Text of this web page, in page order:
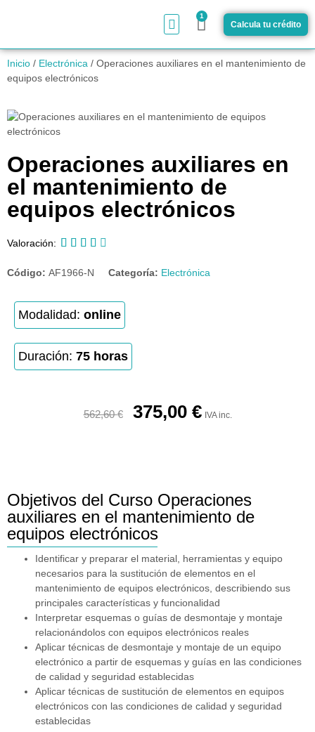
1
Calcula tu crédito
Inicio / Electrónica / Operaciones auxiliares en el mantenimiento de
equipos electrónicos
Operaciones auxiliares en
el mantenimiento de
equipos electrónicos
Valoración:     
Código: AF1966-N Categoría: Electrónica
Modalidad: online
Duración: 75 horas
562,60€ 375,00 € IVA inc.
Objetivos del Curso Operaciones
auxiliares en el mantenimiento de
equipos electrónicos
Identificar y preparar el material, herramientas y equipo
necesarios para la sustitución de elementos en el
mantenimiento de equipos electrónicos, describiendo sus
principales características y funcionalidad
Interpretar esquemas o guías de desmontaje y montaje
relacionándolos con equipos electrónicos reales
Aplicar técnicas de desmontaje y montaje de un equipo
electrónico a partir de esquemas y guías en las condiciones
de calidad y seguridad establecidas
Aplicar técnicas de sustitución de elementos en equipos
electrónicos con las condiciones de calidad y seguridad
establecidas